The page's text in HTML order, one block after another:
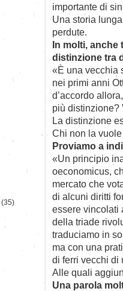
importante di
Una storia
perdute.
In molti, anche
distinzione tra
«È una vecchia
nei primi anni
d’accordo
più distinzione?
La distinzione
Chi non la
Proviamo a
«Un principio
oeconomicus,
mercato che
di alcuni diritti
essere vincolati
della triade
traduciamo in
ma con una
di ferri vecchi di
Alle quali
Una parola
(35)